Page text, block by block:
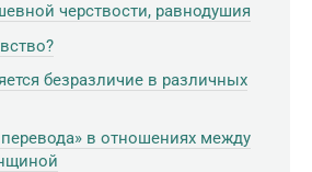
черствости, равнодушия
безразличие в различных
перевода» в отношениях между